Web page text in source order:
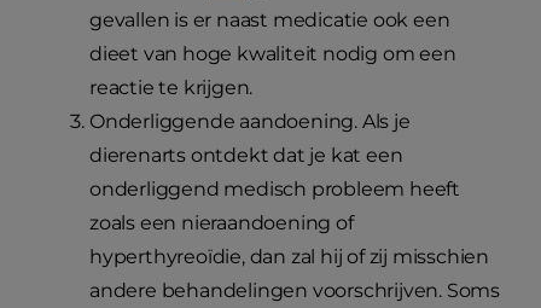
gevallen is er naast medicatie ook een
dieet van hoge kwaliteit nodig om een
reactie te krijgen.
Onderliggende aandoening. Als je
dierenarts ontdekt dat je kat een
onderliggend medisch probleem heeft
zoals een nieraandoening of
hyperthyreoïdie, dan zal hij of zij misschien
andere behandelingen voorschrijven. Soms